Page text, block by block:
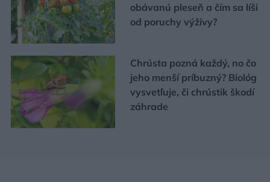
obávanú pleseň a čím sa líši
od poruchy výživy?
Chrústa pozná každý, no čo
jeho menší príbuzný? Biológ
vysvetľuje, či chrústik škodí
záhrade